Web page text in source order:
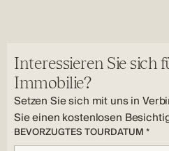
Interessieren Sie sich
Immobilie?
Setzen Sie sich mit uns in
Sie einen kostenlosen
BEVORZUGTES TOURDATUM *